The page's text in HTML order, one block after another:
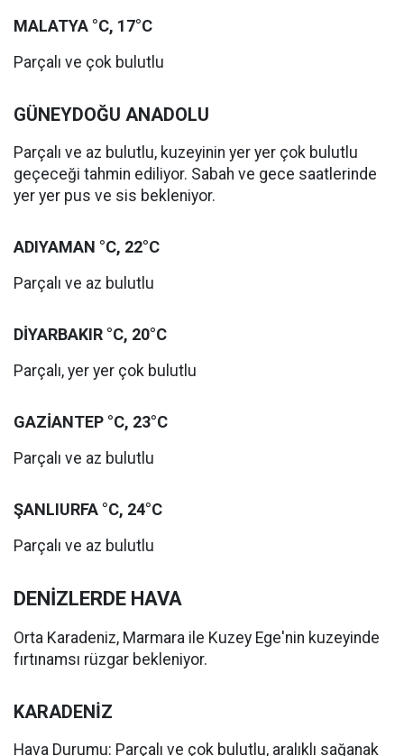
MALATYA °C, 17°C
Parçalı ve çok bulutlu
GÜNEYDOĞU ANADOLU
Parçalı ve az bulutlu, kuzeyinin yer yer çok bulutlu
geçeceği tahmin ediliyor. Sabah ve gece saatlerinde
yer yer pus ve sis bekleniyor.
ADIYAMAN °C, 22°C
Parçalı ve az bulutlu
DİYARBAKIR °C, 20°C
Parçalı, yer yer çok bulutlu
GAZİANTEP °C, 23°C
Parçalı ve az bulutlu
ŞANLIURFA °C, 24°C
Parçalı ve az bulutlu
DENİZLERDE HAVA
Orta Karadeniz, Marmara ile Kuzey Ege'nin kuzeyinde
fırtınamsı rüzgar bekleniyor.
KARADENİZ
Hava Durumu: Parçalı ve çok bulutlu, aralıklı sağanak